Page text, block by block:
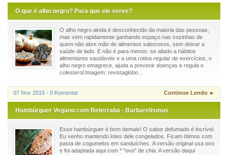
O que é alho negro? Para que ele serve?
O alho negro ainda é desconhecido da maioria das pessoas,
mas vem rapidamente ganhando espaço nas cozinhas de
quem não abre mão de alimentos saborosos, sem deixar a
saúde de lado. E não é para menos: se aliado a hábitos
alimentares saudáveis e a uma rotina regular de exercícios, o
alho negro emagrece, ajuda a prevenir doenças e regula o
colesterol.Imagem: revistaglobo...
07 Nov 2015 - 0 Komentar Continue Lendo ►
Hambúrguer Vegano com Beterraba - Barbarelismus
Esse hambúrguer é bom demais! O sabor defumado é incrível.
Eu venho mantendo lotes dele congelados. Ficam ótimos com
pasta de cogumelos em sanduíches. A versão original usa ovo
e foi adaptada aqui com * "ovo" de chia. A versão daqui